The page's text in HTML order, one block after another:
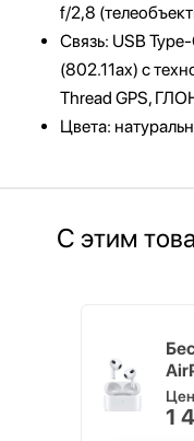
f/2,8
Связь: USB
(802.11ax) с
Thread GPS,
Цвета:
С этим
1